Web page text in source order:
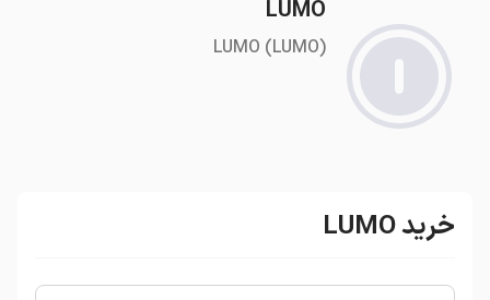
LUMO
LUMO (LUMO)
خرید LUMO